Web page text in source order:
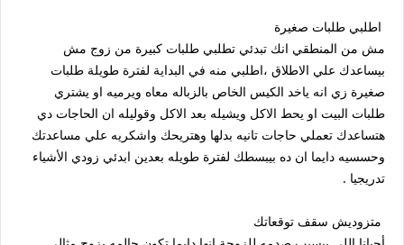
اطلبي طلبات صغيرة
مش من المنطقي انك تبدئي تطلبي طلبات كبيرة من زوج مش
بيساعدك علي الاطلاق ،اطلبي منه في البداية لفترة طويلة طلبات
صغيرة زي انه ياخد الكيس الخاص بالزباله معاه ويرميه او يشتري
طلبات البيت او يحط الاكل ويشيله بعد الاكل وقوليله ان الحاجات دي
هتساعدك تعملي حاجات تانيه بدلها وهتريحك واشكريه علي مساعدتك
وحسسيه دايما ان ده بيبسطك لفترة طويله بعدين ابدئي زودي الأشياء
تدريجيا .
متزوديش سقف توقعاتك